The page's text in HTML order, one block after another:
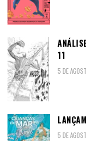
11
5 DE
5 DE